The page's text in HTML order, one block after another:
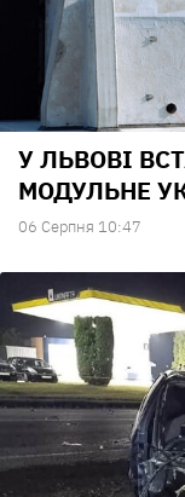
У ЛЬВОВІ
МОДУЛЬНЕ
06 Серпня 10:47